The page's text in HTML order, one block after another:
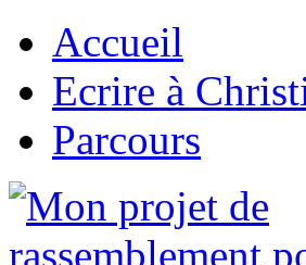
Accueil
Ecrire à
Parcours